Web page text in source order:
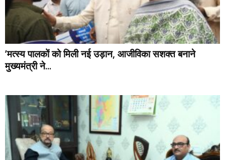
’मत्स्य पालकों को मिली नई उड़ान, आजीविका सशक्त बनाने
मुख्यमंत्री ने...